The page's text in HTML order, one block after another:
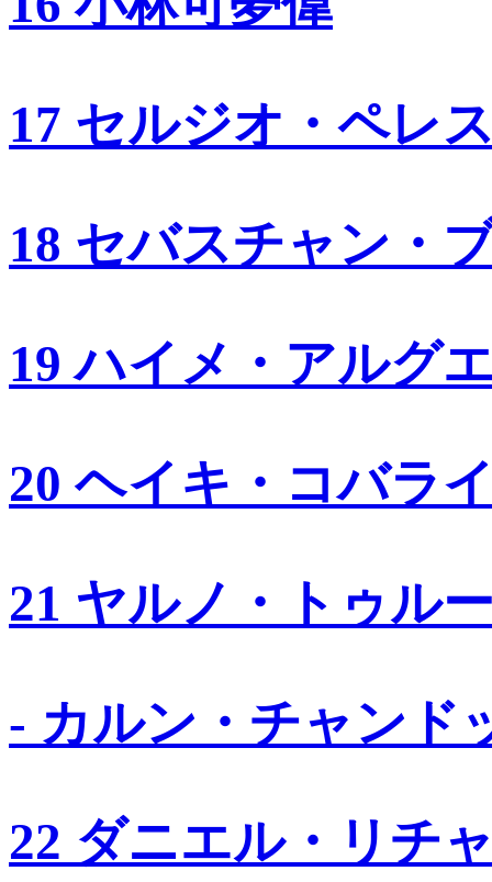
17 セルジオ・ペレ
18 セバスチャン・
19 ハイメ・アルグ
20 ヘイキ・コバラ
21 ヤルノ・トゥル
- カルン・チャンド
22 ダニエル・リチ